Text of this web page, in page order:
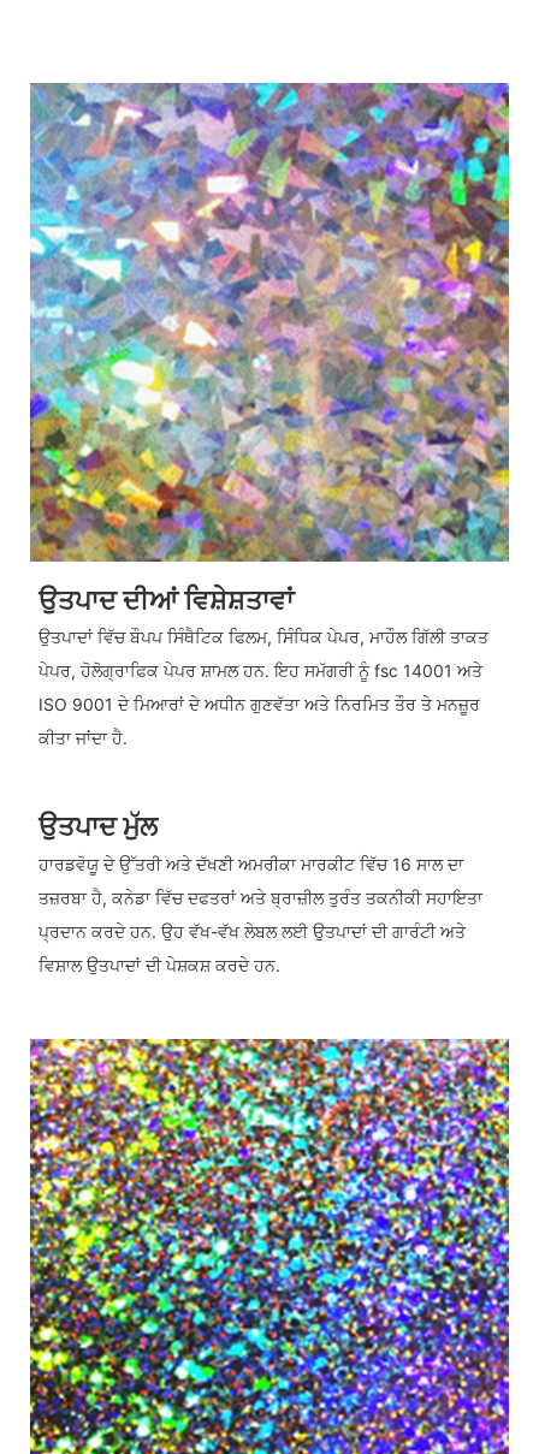
ਉਤਪਾਦ ਦੀਆਂ ਵਿਸ਼ੇਸ਼ਤਾਵਾਂ
ਉਤਪਾਦਾਂ ਵਿੱਚ ਬੌਪਪ ਸਿੰਥੈਟਿਕ ਫਿਲਮ, ਸਿੰਧਿਕ ਪੇਪਰ, ਮਾਹੌਲ ਗਿੱਲੀ ਤਾਕਤ
ਪੇਪਰ, ਹੋਲੋਗ੍ਰਾਫਿਕ ਪੇਪਰ ਸ਼ਾਮਲ ਹਨ. ਇਹ ਸਮੱਗਰੀ ਨੂੰ fsc 14001 ਅਤੇ
ISO 9001 ਦੇ ਮਿਆਰਾਂ ਦੇ ਅਧੀਨ ਗੁਣਵੱਤਾ ਅਤੇ ਨਿਰਮਿਤ ਤੌਰ ਤੇ ਮਨਜ਼ੂਰ
ਕੀਤਾ ਜਾਂਦਾ ਹੈ.
ਉਤਪਾਦ ਮੁੱਲ
ਹਾਰਡਵੋਯੂ ਦੇ ਉੱਤਰੀ ਅਤੇ ਦੱਖਣੀ ਅਮਰੀਕਾ ਮਾਰਕੀਟ ਵਿੱਚ 16 ਸਾਲ ਦਾ
ਤਜ਼ਰਬਾ ਹੈ, ਕਨੇਡਾ ਵਿੱਚ ਦਫਤਰਾਂ ਅਤੇ ਬ੍ਰਾਜ਼ੀਲ ਤੁਰੰਤ ਤਕਨੀਕੀ ਸਹਾਇਤਾ
ਪ੍ਰਦਾਨ ਕਰਦੇ ਹਨ. ਉਹ ਵੱਖ-ਵੱਖ ਲੇਬਲ ਲਈ ਉਤਪਾਦਾਂ ਦੀ ਗਾਰੰਟੀ ਅਤੇ
ਵਿਸ਼ਾਲ ਉਤਪਾਦਾਂ ਦੀ ਪੇਸ਼ਕਸ਼ ਕਰਦੇ ਹਨ.